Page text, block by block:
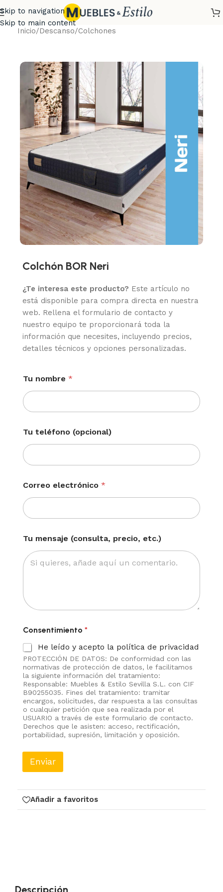
Skip to navigation
Skip to main content
Inicio/Descanso/Colchones
Colchón BOR Neri
¿Te interesa este producto? Este artículo no
está disponible para compra directa en nuestra
web. Rellena el formulario de contacto y
nuestro equipo te proporcionará toda la
información que necesites, incluyendo precios,
detalles técnicos y opciones personalizadas.
Tu nombre *
Tu teléfono (opcional)
o
s
e
t
m
i
o
C
r
e
o
Correo electrónico *
Tu mensaje (consulta, precio, etc.)
Consentimiento *
He leído y acepto la política de privacidad
PROTECCIÓN DE DATOS: De conformidad con las
normativas de protección de datos, le facilitamos
la siguiente información del tratamiento:
Responsable: Muebles & Estilo Sevilla S.L. con CIF
B90255035. Fines del tratamiento: tramitar
encargos, solicitudes, dar respuesta a las consultas
o cualquier petición que sea realizada por el
USUARIO a través de este formulario de contacto.
Derechos que le asisten: acceso, rectificación,
portabilidad, supresión, limitación y oposición.
Enviar
Añadir a favoritos
Descripción